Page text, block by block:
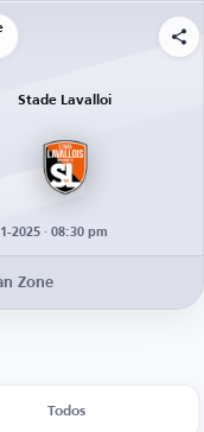
Stade Lavalloi
2025 · 08:30 pm
Zone
Todos